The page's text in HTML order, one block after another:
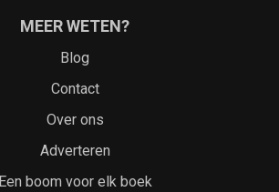
MEER WETEN?
Blog
Contact
Over ons
Adverteren
Een boom voor elk boek